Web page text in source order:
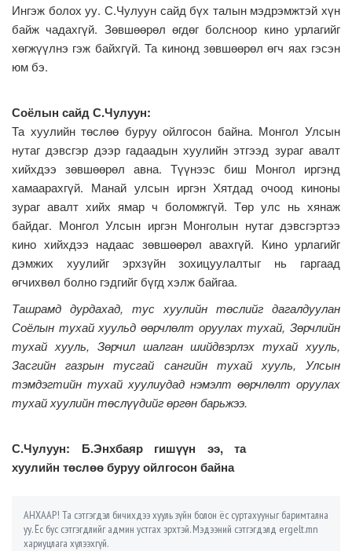
Ингэж болох уу. С.Чулуун сайд бүх талын мэдрэмжтэй хүн
байж чадахгүй. Зөвшөөрөл өгдөг болсноор кино урлагийг
хөгжүүлнэ гэж байхгүй. Та кинонд зөвшөөрөл өгч яах гэсэн
юм бэ.
Соёлын сайд С.Чулуун:
Та хуулийн төслөө буруу ойлгосон байна. Монгол Улсын
нутаг дэвсгэр дээр гадаадын хуулийн этгээд зураг авалт
хийхдээ зөвшөөрөл авна. Түүнээс биш Монгол иргэнд
хамаарахгүй. Манай улсын иргэн Хятдад очоод киноны
зураг авалт хийх ямар ч боломжгүй. Төр улс нь хянаж
байдаг. Монгол Улсын иргэн Монголын нутаг дэвсгэртээ
кино хийхдээ надаас зөвшөөрөл авахгүй. Кино урлагийг
дэмжих хуулийг эрхзүйн зохицуулалтыг нь гаргаад
өгчихвөл болно гэдгийг бүгд хэлж байгаа.
Ташрамд дурдахад, тус хуулийн төслийг дагалдуулан
Соёлын тухай хуульд өөрчлөлт оруулах тухай, Зөрчлийн
тухай хууль, Зөрчил шалган шийдвэрлэх тухай хууль,
Засгийн газрын тусгай сангийн тухай хууль, Улсын
тэмдэгтийн тухай хуулиудад нэмэлт өөрчлөлт оруулах
тухай хуулийн төслүүдийг өргөн барьжээ.
С.Чулуун: Б.Энхбаяр гишүүн ээ, та
хуулийн төслөө буруу ойлгосон байна
АНХААР! Та сэтгэгдэл бичихдээ хууль зүйн болон ёс суртахууныг баримтална
уу. Ёс бус сэтгэгдлийг админ устгах эрхтэй. Мэдээний сэтгэгдэлд ergelt.mn
хариуцлага хүлээхгүй.